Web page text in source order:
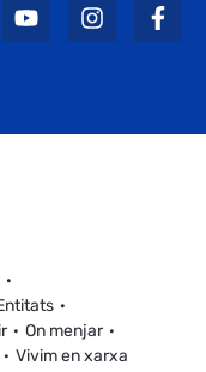
On menjar
Vivim en xarxa